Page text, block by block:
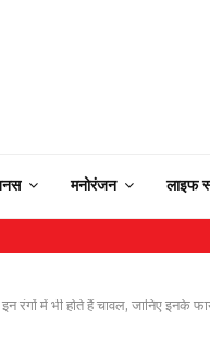
मनोरंजन लाइफ
रंगों में भी होते हैं चावल, जानिए इनके